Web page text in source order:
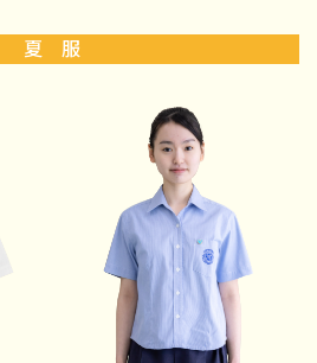
夏 服